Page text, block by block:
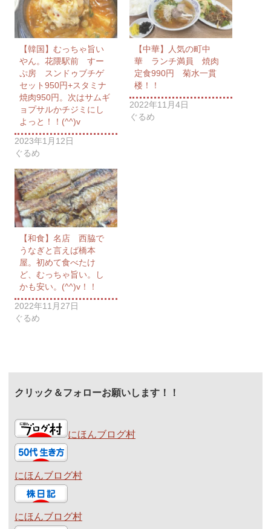
【韓国】むっちゃ旨い
やん。花隈駅前 すー
ぷ房 スンドゥブチゲ
セット950円+スタミナ
焼肉950円。次はサムギ
ョプサルかチジミにし
よっと！！(^^)v
2023年1月12日
ぐるめ
【中華】人気の町中
華 ランチ満員 焼肉
定食990円 菊水一貫
楼！！
2022年11月4日
ぐるめ
【和食】名店 西脇で
うなぎと言えば橋本
屋。初めて食べたけ
ど、むっちゃ旨い。し
かも安い。(^^)v！！
2022年11月27日
ぐるめ
クリック＆フォローお願いします！！
にほんブログ村
にほんブログ村
にほんブログ村